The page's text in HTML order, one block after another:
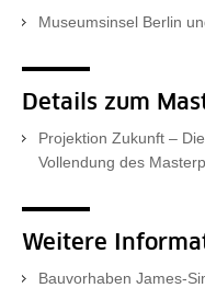
Museumsinsel Berlin
Details zum
Projektion Zukunft –
Vollendung des
Weitere
Bauvorhaben James-